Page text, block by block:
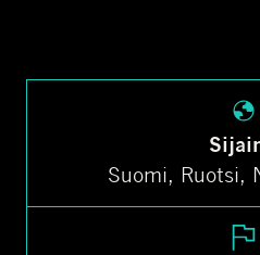
Suomi, Ruotsi,